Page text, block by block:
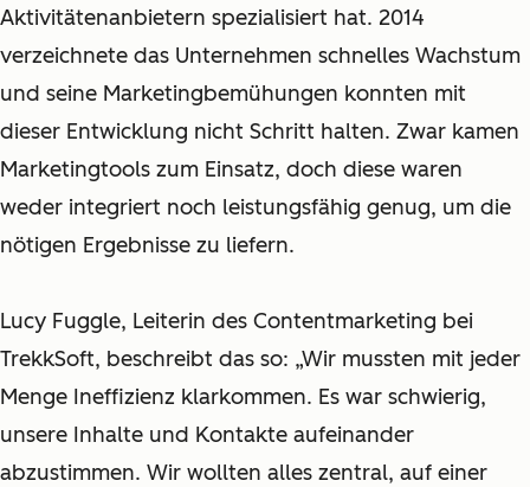
Aktivitätenanbietern spezialisiert hat. 2014
verzeichnete das Unternehmen schnelles Wachstum
und seine Marketingbemühungen konnten mit
dieser Entwicklung nicht Schritt halten. Zwar kamen
Marketingtools zum Einsatz, doch diese waren
weder integriert noch leistungsfähig genug, um die
nötigen Ergebnisse zu liefern.
Lucy Fuggle, Leiterin des Contentmarketing bei
TrekkSoft, beschreibt das so: „Wir mussten mit jeder
Menge Ineffizienz klarkommen. Es war schwierig,
unsere Inhalte und Kontakte aufeinander
abzustimmen. Wir wollten alles zentral, auf einer